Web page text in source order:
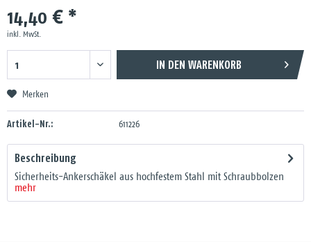
14,40 € *
inkl. MwSt.
IN DEN WARENKORB
Merken
Artikel-Nr.: 611226
Beschreibung
Sicherheits-Ankerschäkel aus hochfestem Stahl mit Schraubbolzen
mehr